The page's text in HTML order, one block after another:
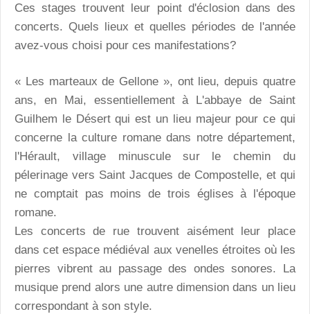
Ces stages trouvent leur point d'éclosion dans des
concerts. Quels lieux et quelles périodes de l'année
avez-vous choisi pour ces manifestations?
« Les marteaux de Gellone », ont lieu, depuis quatre
ans, en Mai, essentiellement à L'abbaye de Saint
Guilhem le Désert qui est un lieu majeur pour ce qui
concerne la culture romane dans notre département,
l'Hérault, village minuscule sur le chemin du
pélerinage vers Saint Jacques de Compostelle, et qui
ne comptait pas moins de trois églises à l'époque
romane.
Les concerts de rue trouvent aisément leur place
dans cet espace médiéval aux venelles étroites où les
pierres vibrent au passage des ondes sonores. La
musique prend alors une autre dimension dans un lieu
correspondant à son style.